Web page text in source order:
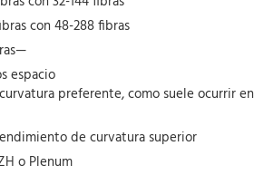
con 48-288 fibras
espacio
preferente, como suele ocurrir
de curvatura superior
o Plenum